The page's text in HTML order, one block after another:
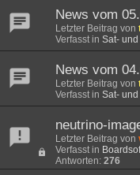
News vom
Letzter Beitrag von
Verfasst in Sat-
News vom
Letzter Beitrag von
Verfasst in Sat-
neutrino-
Letzter Beitrag von
Verfasst in
Antworten: 276